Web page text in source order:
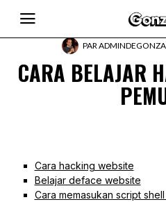
PAR
CARA BELAJAR
Cara hacking website
Belajar deface website
Cara memasukan script